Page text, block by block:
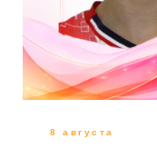
8 августа